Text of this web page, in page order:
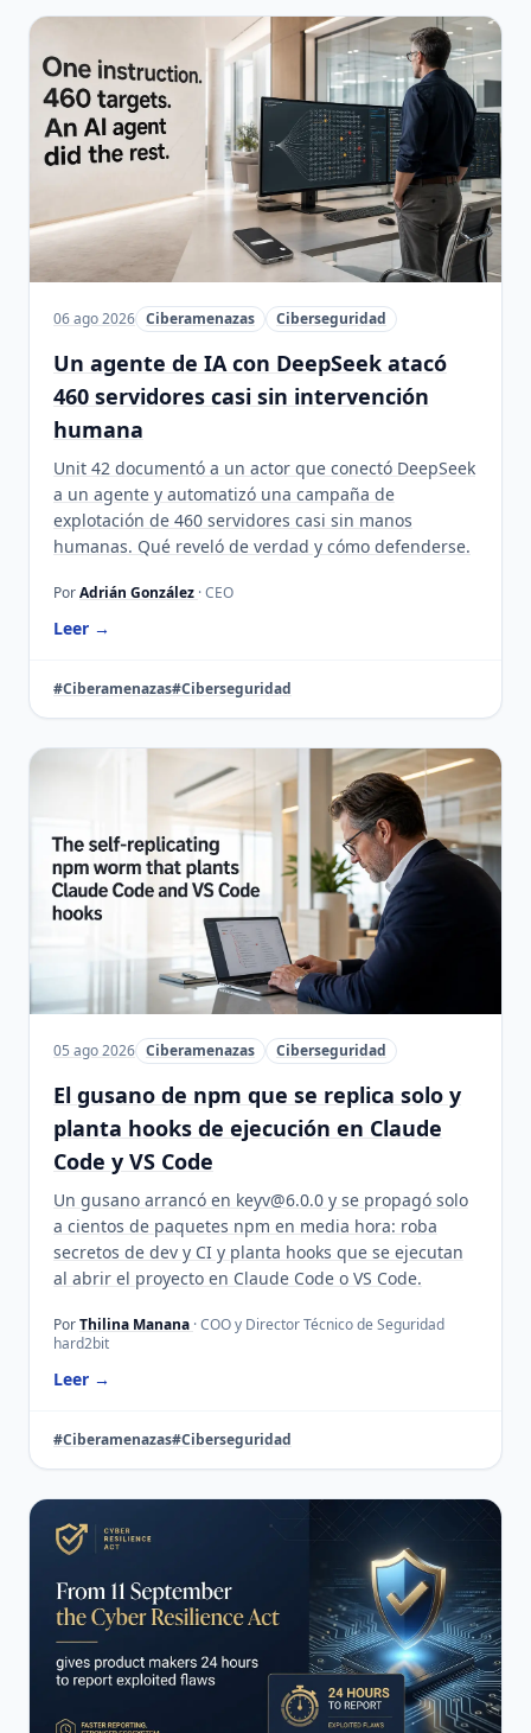
06 ago 2026 Ciberamenazas Ciberseguridad
Un agente de IA con DeepSeek atacó
460 servidores casi sin intervención
humana
Unit 42 documentó a un actor que conectó DeepSeek
a un agente y automatizó una campaña de
explotación de 460 servidores casi sin manos
humanas. Qué reveló de verdad y cómo defenderse.
PorAdrián González · CEO
Leer →
#Ciberamenazas#Ciberseguridad
05 ago 2026 Ciberamenazas Ciberseguridad
El gusano de npm que se replica solo y
planta hooks de ejecución en Claude
Code y VS Code
Un gusano arrancó en keyv@6.0.0 y se propagó solo
a cientos de paquetes npm en media hora: roba
secretos de dev y CI y planta hooks que se ejecutan
al abrir el proyecto en Claude Code o VS Code.
PorThilina Manana · COO y Director Técnico de Seguridad
hard2bit
Leer →
#Ciberamenazas#Ciberseguridad